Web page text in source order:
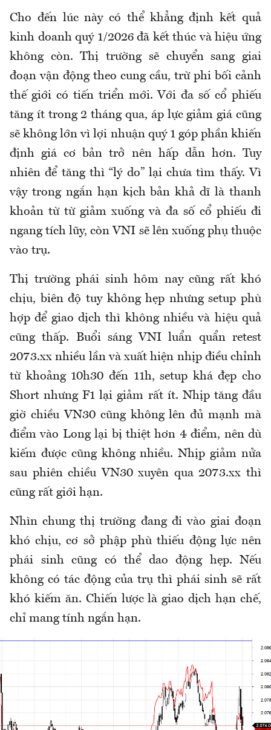
Cho đến lúc này có thể khẳng định kết quả
kinh doanh quý 1/2026 đã kết thúc và hiệu ứng
không còn. Thị trường sẽ chuyển sang giai
đoạn vận động theo cung cầu, trừ phi bối cảnh
thế giới có tiến triển mới. Với đa số cổ phiếu
tăng ít trong 2 tháng qua, áp lực giảm giá cũng
sẽ không lớn vì lợi nhuận quý 1 góp phần khiến
định giá cơ bản trở nên hấp dẫn hơn. Tuy
nhiên để tăng thì “lý do” lại chưa tìm thấy. Vì
vậy trong ngắn hạn kịch bản khả dĩ là thanh
khoản từ từ giảm xuống và đa số cổ phiếu đi
ngang tích lũy, còn VNI sẽ lên xuống phụ thuộc
vào trụ.
Thị trường phái sinh hôm nay cũng rất khó
chịu, biên độ tuy không hẹp nhưng setup phù
hợp để giao dịch thì không nhiều và hiệu quả
cũng thấp. Buổi sáng VNI luẩn quẩn retest
2073.xx nhiều lần và xuất hiện nhịp điều chỉnh
từ khoảng 10h30 đến 11h, setup khá đẹp cho
Short nhưng F1 lại giảm rất ít. Nhịp tăng đầu
giờ chiều VN30 cũng không lên đủ mạnh mà
điểm vào Long lại bị thiệt hơn 4 điểm, nên dù
kiếm được cũng không nhiều. Nhịp giảm nửa
sau phiên chiều VN30 xuyên qua 2073.xx thì
cũng rất giới hạn.
Nhìn chung thị trường đang đi vào giai đoạn
khó chịu, cơ sở phập phù thiếu động lực nên
phái sinh cũng có thể dao động hẹp. Nếu
không có tác động của trụ thì phái sinh sẽ rất
khó kiếm ăn. Chiến lược là giao dịch hạn chế,
chỉ mang tính ngắn hạn.